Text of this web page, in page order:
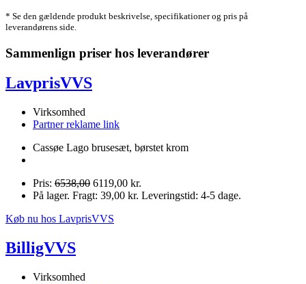
* Se den gældende produkt beskrivelse, specifikationer og pris på
leverandørens side.
Sammenlign priser hos leverandører
LavprisVVS
Virksomhed
Partner reklame link
Cassøe Lago brusesæt, børstet krom
Pris: 6538,00 6119,00 kr.
På lager. Fragt: 39,00 kr. Leveringstid: 4-5 dage.
Køb nu hos LavprisVVS
BilligVVS
Virksomhed